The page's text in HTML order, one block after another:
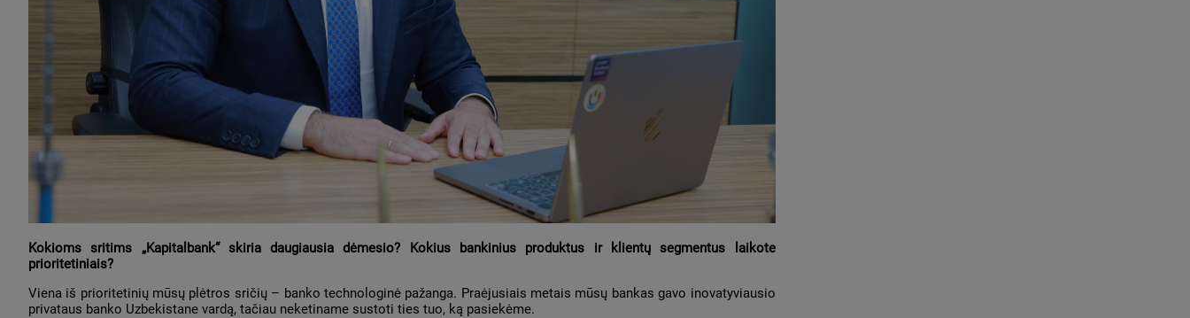
Kokioms sritims „Kapitalbank“ skiria daugiausia dėmesio? Kokius bankinius produktus ir klientų segmentus laikote
prioritetiniais?
Viena iš prioritetinių mūsų plėtros sričių – banko technologinė pažanga. Praėjusiais metais mūsų bankas gavo inovatyviausio
privataus banko Uzbekistane vardą, tačiau neketiname sustoti ties tuo, ką pasiekėme.